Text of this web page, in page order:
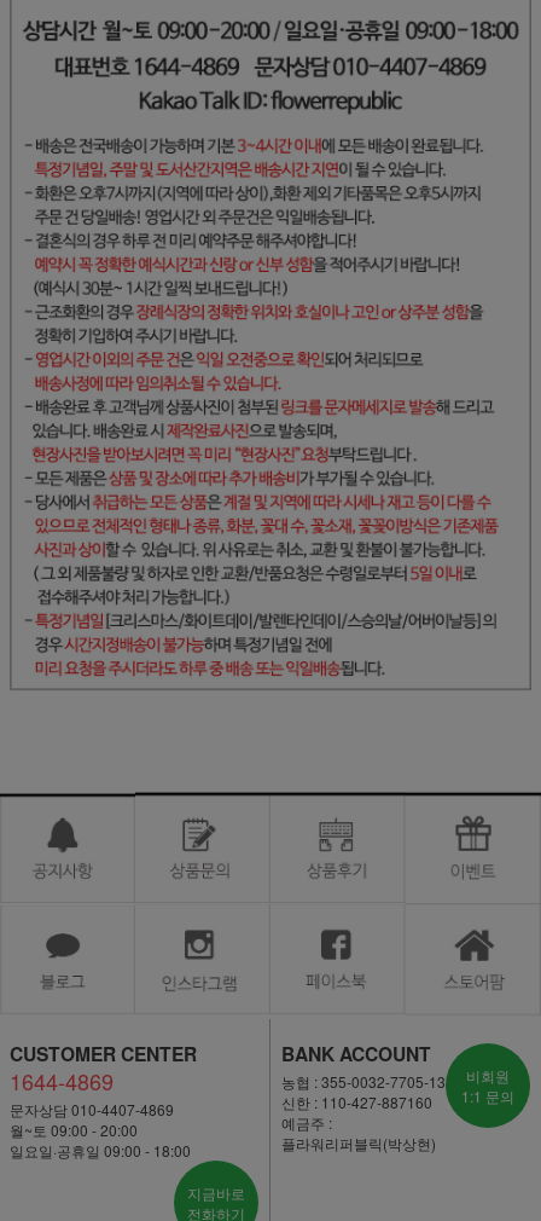
CUSTOMER CENTER
1644-4869
문자상담 010-4407-4869
월~토 09:00 - 20:00
일요일·공휴일 09:00 - 18:00
지금바로
전화하기
BANK ACCOUNT
농협 : 355-0032-7705-13
신한 : 110-427-887160
예금주 :
플라워리퍼블릭(박상현)
비회원
1:1 문의